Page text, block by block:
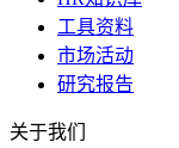
工具资料
市场活动
研究报告
关于我们